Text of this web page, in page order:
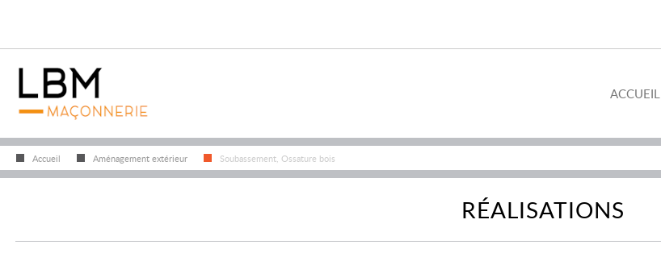
ACCUEIL
Accueil Aménagement extérieur Soubassement, Ossature bois
RÉALISATIONS